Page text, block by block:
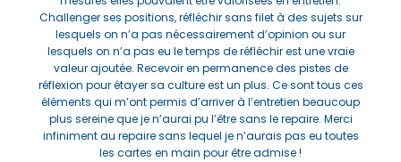
Challenger ses positions, réfléchir sans filet à des sujets sur
lesquels on n’a pas nécessairement d’opinion ou sur
lesquels on n’a pas eu le temps de réfléchir est une vraie
valeur ajoutée. Recevoir en permanence des pistes de
réflexion pour étayer sa culture est un plus. Ce sont tous ces
éléments qui m’ont permis d’arriver à l’entretien beaucoup
plus sereine que je n’aurai pu l’être sans le repaire. Merci
infiniment au repaire sans lequel je n’aurais pas eu toutes
les cartes en main pour être admise !